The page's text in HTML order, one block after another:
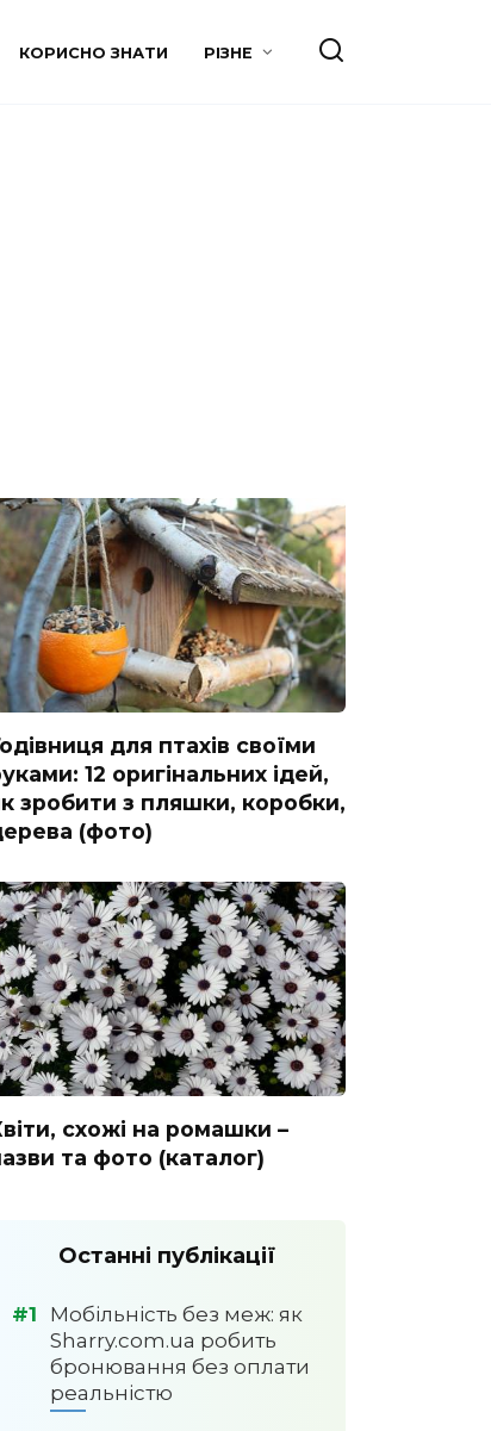
КОРИСНО ЗНАТИ РІЗНЕ
для птахів своїми
12 оригінальних ідей,
зробити з пляшки, коробки,
(фото)
схожі на ромашки –
та фото (каталог)
Останні публікації
Мобільність без меж: як
Sharry.com.ua робить
бронювання без оплати
реальністю